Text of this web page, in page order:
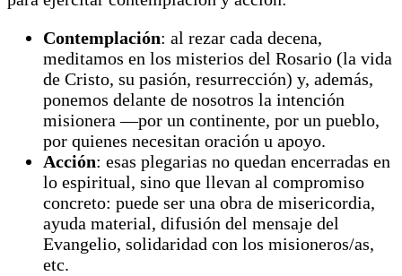
Contemplación: al rezar cada decena,
meditamos en los misterios del Rosario (la vida
de Cristo, su pasión, resurrección) y, además,
ponemos delante de nosotros la intención
misionera —por un continente, por un pueblo,
por quienes necesitan oración u apoyo.
Acción: esas plegarias no quedan encerradas en
lo espiritual, sino que llevan al compromiso
concreto: puede ser una obra de misericordia,
ayuda material, difusión del mensaje del
Evangelio, solidaridad con los misioneros/as,
etc.